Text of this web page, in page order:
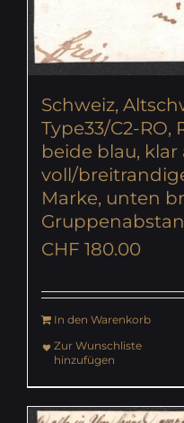
Schweiz,
Type33/C2-RO,
beide blau, klar
voll/
Marke, unten
CHF 180.00
In den Warenkorb
Zur Wunschliste
hinzufügen